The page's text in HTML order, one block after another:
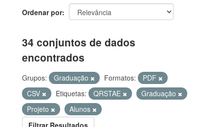
Ordenar por
34 conjuntos de dados
encontrados
Grupos: Graduação Formatos:
PDF
CSV
Etiquetas: QRSTAE
Graduação
Projeto
Alunos
Filtrar Resultados